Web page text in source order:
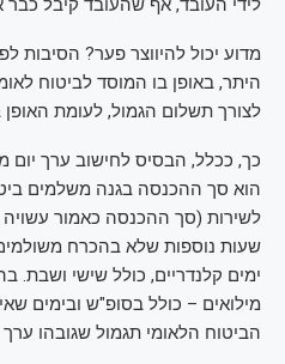
לידי העובד, אף שהעובד קיבל כבר
מדוע יכול להיווצר פער? הסיבות
היתר, באופן בו המוסד לביטוח
לצורך תשלום הגמול, לעומת
כך, ככלל, הבסיס לחישוב ערך יום
הוא סך ההכנסה בגנה משלמים
לשירות (סך ההכנסה כאמור עשויה
ימים קלנדריים, כולל שישי ושבת.
מילואים – כולל בסופ"ש ובימים
הביטוח הלאומי תגמול שגובהו ערך יום